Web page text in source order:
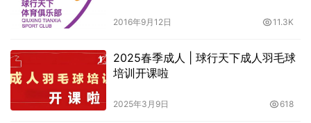
2016年9月12日 11.3K
2025春季成人 | 球行天下成人羽毛球
培训开课啦
2025年3月9日 618